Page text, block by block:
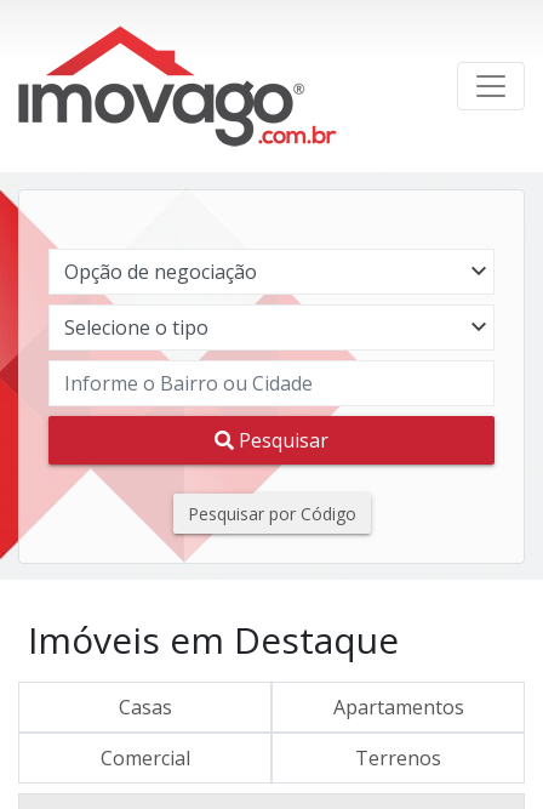
Pesquisar
Pesquisar por Código
Imóveis em Destaque
Casas
Apartamentos
Comercial
Terrenos